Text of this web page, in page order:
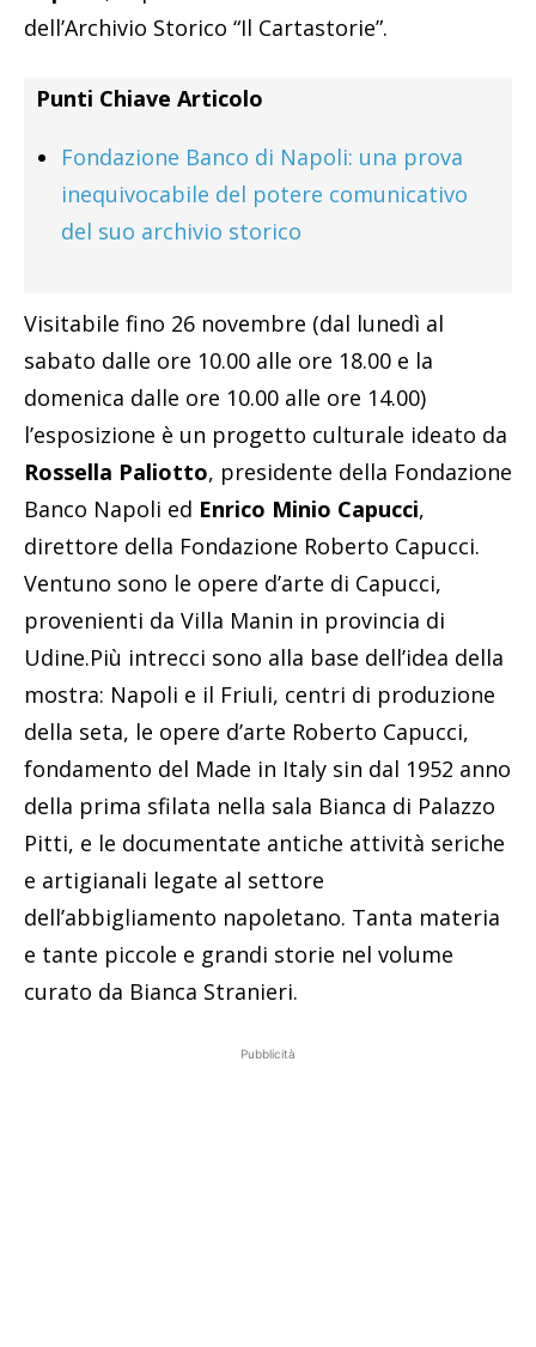
dell’Archivio Storico “Il Cartastorie”.
Punti Chiave Articolo
Fondazione Banco di Napoli: una prova
inequivocabile del potere comunicativo
del suo archivio storico
Visitabile fino 26 novembre (dal lunedì al
sabato dalle ore 10.00 alle ore 18.00 e la
domenica dalle ore 10.00 alle ore 14.00)
l’esposizione è un progetto culturale ideato da
Rossella Paliotto, presidente della Fondazione
Banco Napoli ed Enrico Minio Capucci,
direttore della Fondazione Roberto Capucci.
Ventuno sono le opere d’arte di Capucci,
provenienti da Villa Manin in provincia di
Udine.Più intrecci sono alla base dell’idea della
mostra: Napoli e il Friuli, centri di produzione
della seta, le opere d’arte Roberto Capucci,
fondamento del Made in Italy sin dal 1952 anno
della prima sfilata nella sala Bianca di Palazzo
Pitti, e le documentate antiche attività seriche
e artigianali legate al settore
dell’abbigliamento napoletano. Tanta materia
e tante piccole e grandi storie nel volume
curato da Bianca Stranieri.
Pubblicità